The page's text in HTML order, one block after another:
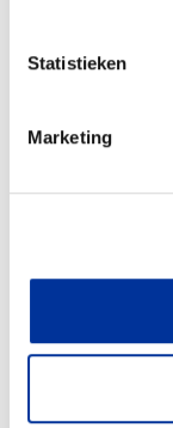
Statistieken
Marketing
17 mei 2022
Drie